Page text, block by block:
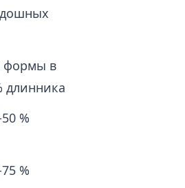
формы в
длинника
%
%